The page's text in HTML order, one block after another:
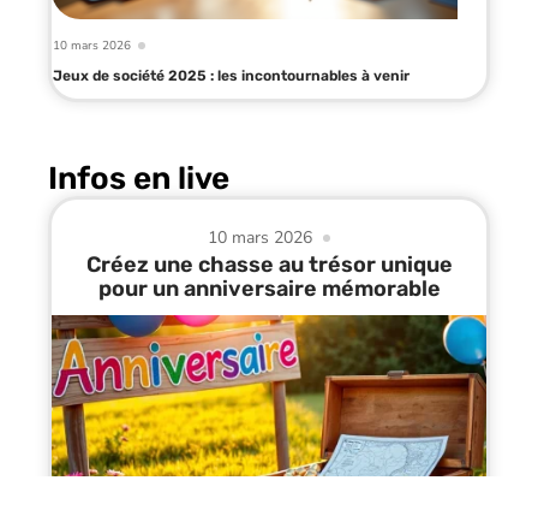
10 mars 2026
Jeux de société 2025 : les incontournables à venir
Infos en live
10 mars 2026
Créez une chasse au trésor unique
pour un anniversaire mémorable